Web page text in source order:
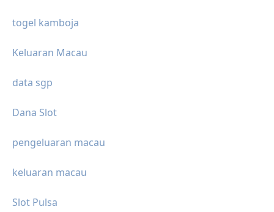
togel kamboja
Keluaran Macau
data sgp
Dana Slot
pengeluaran macau
keluaran macau
Slot Pulsa